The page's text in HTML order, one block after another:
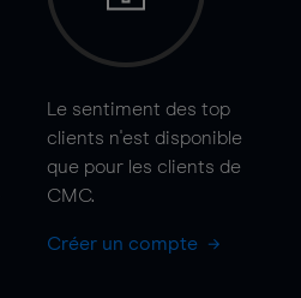
Le sentiment des top
clients n'est disponible
que pour les clients de
CMC.
Créer un compte